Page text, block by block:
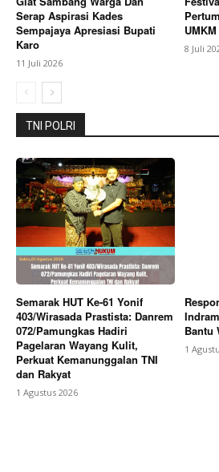
My account
Bagikan Artikel
Berita Lainnya
Kebakaran Lahan di Wonokerto
Dipadamkan
Serap Aspirasi Kades
Sempajaya Apresiasi Bupati
Karo
11 Juli 2026
8 Juli
TNI POLRI
Semarak HUT Ke-61 Yonif
403/Wirasada Prastista: Danrem
072/Pamungkas Hadiri
Pagelaran Wayang Kulit,
Perkuat Kemanunggalan TNI
dan Rakyat
1 Agustus 2026
Bantu
1